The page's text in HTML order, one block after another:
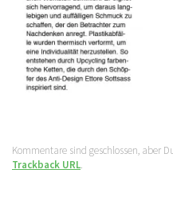
Kommentare sind geschlossen, aber
Trackback URL.